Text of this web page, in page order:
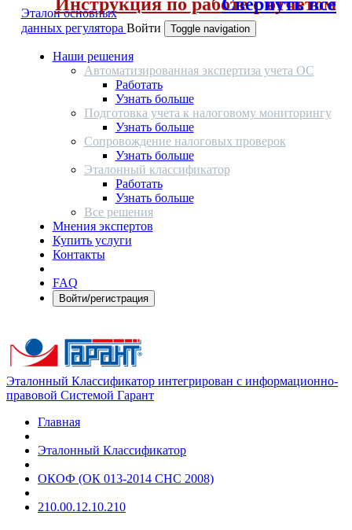
Эталон основных
данных регулятора Войти Toggle navigation
Наши решения
Автоматизированная экспертиза учета ОС
Работать
Узнать больше
Подготовка учета к налоговому мониторингу
Узнать больше
Сопровождение налоговых проверок
Узнать больше
Эталонный классификатор
Работать
Узнать больше
Все решения
Мнения экспертов
Купить услуги
Контакты
FAQ
Войти/регистрация
Эталонный Классификатор интегрирован с информационно-
правовой Системой Гарант
Главная
Эталонный Классификатор
ОКОФ (ОК 013-2014 СНС 2008)
210.00.12.10.210